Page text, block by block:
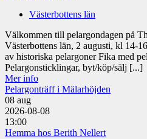
Västerbottens län
Välkommen till pelargondagen på
Västerbottens län, 2 augusti, kl 14-
av historiska pelargoner Fika med
Pelargonsticklingar, byt/köp/sälj [...]
Mer info
Pelargonträff i Mälarhöjden
08 aug
2026-08-08
13:00
Hemma hos Berith Nellert